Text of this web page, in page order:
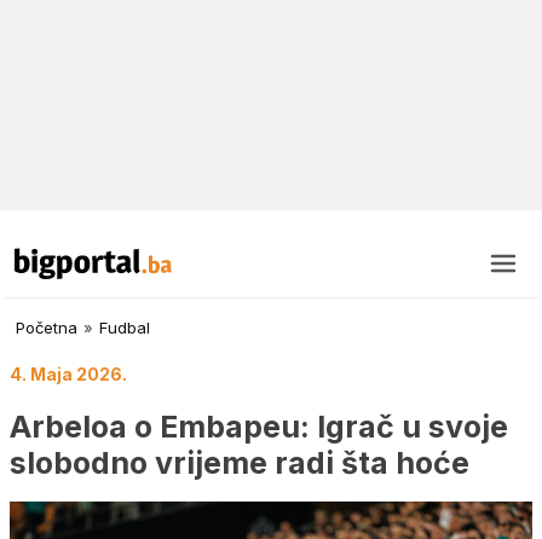
Početna » Fudbal
4. Maja 2026.
Arbeloa o Embapeu: Igrač u svoje
slobodno vrijeme radi šta hoće